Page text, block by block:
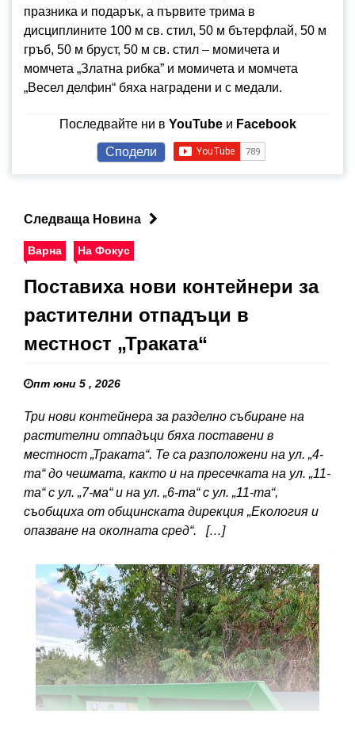
празника и подарък, а първите трима в
дисциплините 100 м св. стил, 50 м бътерфлай, 50 м
гръб, 50 м бруст, 50 м св. стил – момичета и
момчета „Златна рибка” и момичета и момчета
„Весел делфин“ бяха наградени и с медали.
Последвайте ни в YouTubeи Facebook
Сподели
Следваща Новина
Варна На Фокус
Поставиха нови контейнери за
растителни отпадъци в
местност „Траката“
пт юни 5 , 2026
Три нови контейнера за разделно събиране на
растителни отпадъци бяха поставени в
местност „Траката“. Те са разположени на ул. „4-
та“ до чешмата, както и на пресечката на ул. „11-
та“ с ул. „7-ма“ и на ул. „6-та“ с ул. „11-та“,
съобщиха от общинската дирекция „Екология и
опазване на околната сред“. […]